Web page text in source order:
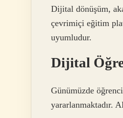
Dijital dönüşüm,
çevrimiçi eğitim
uyumludur.
Dijital
Günümüzde
yararlanmaktadır.